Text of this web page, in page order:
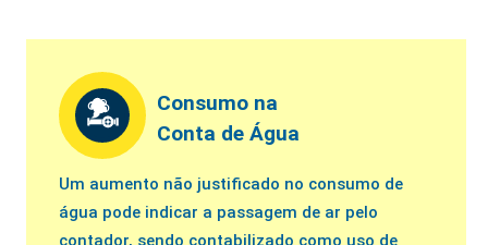
Consumo na
Conta de Água
Um aumento não justificado no consumo de
água pode indicar a passagem de ar pelo
contador, sendo contabilizado como uso de